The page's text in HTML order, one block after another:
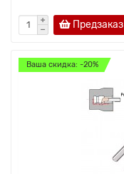
Предзаказ
Ваша скидка: -20%